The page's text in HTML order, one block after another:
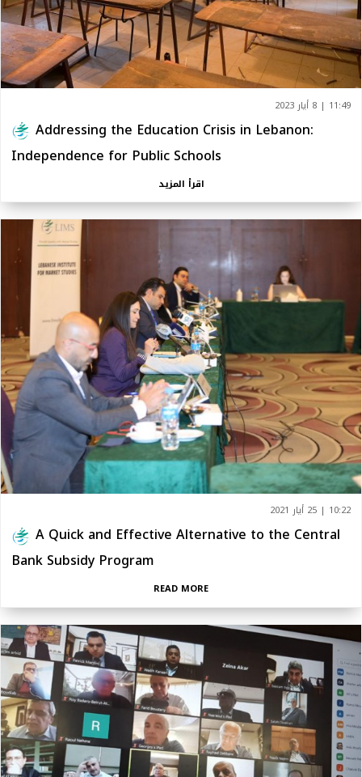
11:49 | 8 أيار 2023
Addressing the Education Crisis in Lebanon:
Independence for Public Schools
اقرأ المزيد
10:22 | 25 أيار 2021
A Quick and Effective Alternative to the Central
Bank Subsidy Program
READ MORE